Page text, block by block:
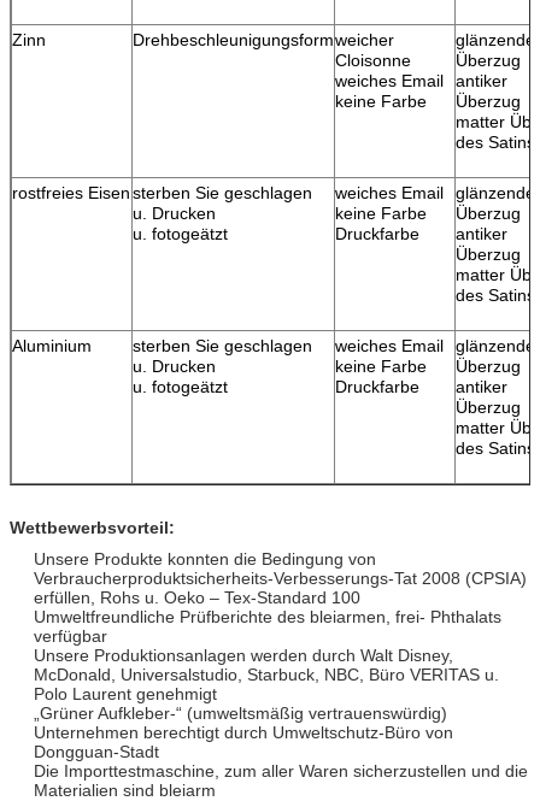
Zinn Drehbeschleunigungsformweicher
Cloisonne
weiches Email
keine Farbe
glänzender
Überzug
antiker
Überzug
matter
des Satins
rostfreies Eisensterben Sie geschlagen
u. Drucken
u. fotogeätzt
weiches Email
keine Farbe
Druckfarbe
glänzender
Überzug
antiker
Überzug
matter
des Satins
Aluminium
sterben Sie geschlagen
u. Drucken
u. fotogeätzt
weiches Email
keine Farbe
Druckfarbe
glänzender
Überzug
antiker
Überzug
matter
des Satins
Wettbewerbsvorteil:
Unsere Produkte konnten die Bedingung von
Verbraucherproduktsicherheits-Verbesserungs-Tat 2008 (CPSIA)
erfüllen, Rohs u. Oeko – Tex-Standard 100
Umweltfreundliche Prüfberichte des bleiarmen, frei- Phthalats
verfügbar
Unsere Produktionsanlagen werden durch Walt Disney,
McDonald, Universalstudio, Starbuck, NBC, Büro VERITAS u.
Polo Laurent genehmigt
„Grüner Aufkleber-“ (umweltsmäßig vertrauenswürdig)
Unternehmen berechtigt durch Umweltschutz-Büro von
Dongguan-Stadt
Die Importtestmaschine, zum aller Waren sicherzustellen und die
Materialien sind bleiarm